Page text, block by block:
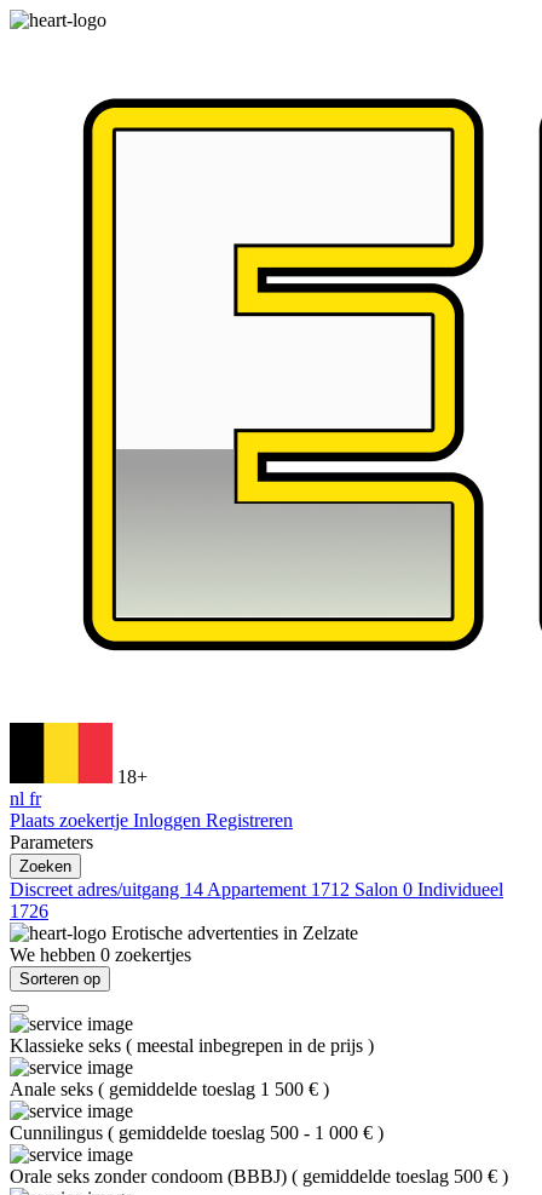
18+
nl fr
Plaats zoekertje Inloggen Registreren
Parameters
Zoeken
Discreet adres/uitgang 14 Appartement 1712 Salon 0 Individueel
1726
Erotische advertenties in Zelzate
We hebben 0 zoekertjes
Sorteren op
Klassieke seks ( meestal inbegrepen in de prijs )
Anale seks ( gemiddelde toeslag 1 500 € )
Cunnilingus ( gemiddelde toeslag 500 - 1 000 € )
Orale seks zonder condoom (BBBJ) ( gemiddelde toeslag 500 € )